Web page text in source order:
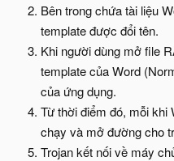
Bên trong chứa tài liệu
template được đổi tên.
Khi người dùng mở file
template của Word
của ứng dụng.
Từ thời điểm đó, mỗi
chạy và mở đường cho
Trojan kết nối về máy